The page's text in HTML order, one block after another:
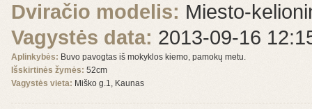
Dviračio modelis: Miesto-
Vagystės data: 2013-09-16
Aplinkybės: Buvo pavogtas iš mokyklos kiemo, pamokų metu.
Išskirtinės žymės: 52cm
Vagystės vieta: Miško g.1, Kaunas